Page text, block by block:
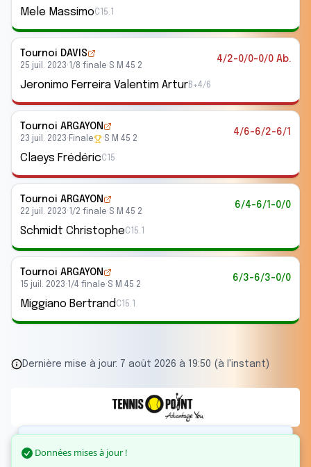
Données mises à jour !
Mele MassimoC15.1
Tournoi DAVIS
25 juil. 2023· 1/8 finale·S M 45 2
4/2-0/0-0/0 Ab.
Jeronimo Ferreira Valentim ArturB+4/6
Tournoi ARGAYON
23 juil. 2023· Finale ·S M 45 2
4/6-6/2-6/1
Claeys FrédéricC15
Tournoi ARGAYON
22 juil. 2023· 1/2 finale·S M 45 2
6/4-6/1-0/0
Schmidt ChristopheC15.1
Tournoi ARGAYON
15 juil. 2023· 1/4 finale·S M 45 2
6/3-6/3-0/0
Miggiano Bertrand C15.1
Dernière mise à jour: 7 août 2026 à 19:50 (à l'instant)
Données mises à jour !